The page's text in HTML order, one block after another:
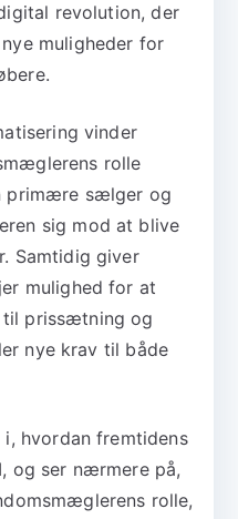
revolution, der
muligheder for
vinder
rolle
primære sælger og
sig mod at blive
Samtidig giver
mulighed for at
prissætning og
nye krav til både
hvordan fremtidens
og ser nærmere på,
rolle,